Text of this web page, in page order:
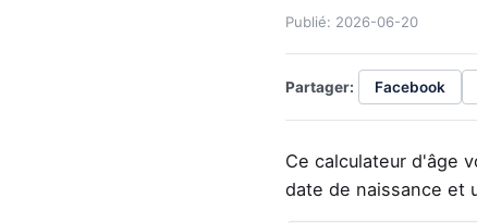
Publié: 2026-06-20
Partager: Facebook
Ce calculateur d'âge
date de naissance et